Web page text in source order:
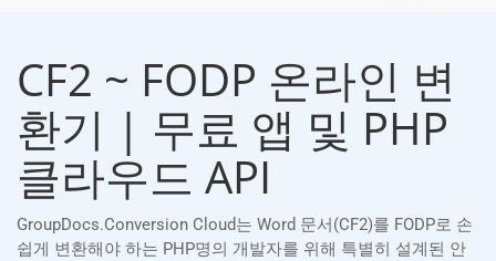
CF2 ~ FODP 온라인 변
환기 | 무료 앱 및 PHP
클라우드 API
GroupDocs.Conversion Cloud는 Word 문서(CF2)를 FODP로 손
쉽게 변환해야 하는 PHP명의 개발자를 위해 특별히 설계된 안